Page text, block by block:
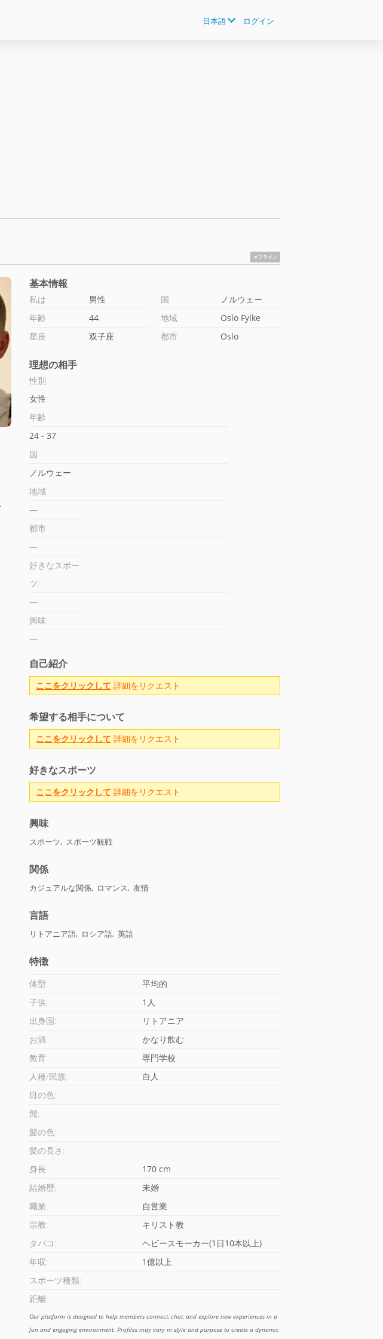
日本語 ログイン
オフライン
基本情報
私は
男性
年齢
44
星座
双子座
国
ノルウェー
地域
Oslo Fylke
都市
Oslo
理想の相手
性別
女性
年齢
24 - 37
国
ノルウェー
地域:
—
都市
—
好きなスポー
ツ:
—
興味:
—
自己紹介
ここをクリックして 詳細をリクエスト
希望する相手について
ここをクリックして 詳細をリクエスト
好きなスポーツ
ここをクリックして 詳細をリクエスト
興味
スポーツ, スポーツ観戦
関係
カジュアルな関係, ロマンス, 友情
言語
リトアニア語, ロシア語, 英語
特徴
体型:
平均的
子供:
1人
出身国:
リトアニア
お酒:
かなり飲む
教育:
専門学校
人種/民族:
白人
目の色:
髭:
髪の色:
髪の長さ:
身長:
170 cm
結婚歴:
未婚
職業:
自営業
宗教:
キリスト教
タバコ:
ヘビースモーカー(1日10本以上)
年収:
1億以上
スポーツ種類:
距離:
Our platform is designed to help members connect, chat, and explore new experiences in a
fun and engaging environment. Profiles may vary in style and purpose to create a dynamic